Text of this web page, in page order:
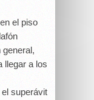
el piso
general,
llegar a los
superávit